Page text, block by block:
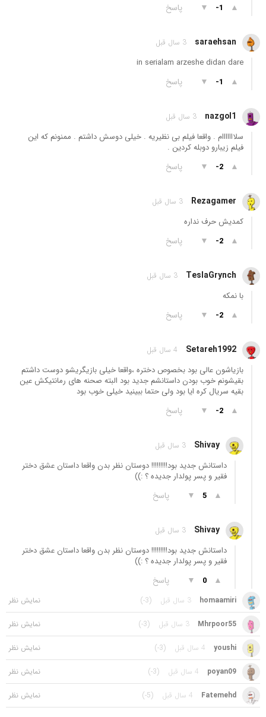
▲
-1
▼ پاسخ
saraehsan 3 سال قبل
in serialam arzeshe didan dare
▲
-1
▼ پاسخ
nazgol1 3 سال قبل
سلااااااام . واقعا فیلم بی نظیریه . خیلی دوسش داشتم . ممنونم که این
فیلم زیبارو دوبله کردین .
▲
-2
▼ پاسخ
Rezagamer 3 سال قبل
کمدیش حرف نداره
▲
-2
▼ پاسخ
TeslaGrynch 3 سال قبل
با نمکه
▲
-2
▼ پاسخ
Setareh1992 4 سال قبل
بازیاشون عالی بود بخصوص دختره ،واقعا خیلی بازیگریشو دوست داشتم
بقیشونم خوب بودن داستانشم جدید بود البته صحنه های رمانتیکش عین
بقیه سریال کره ایا بود ولی حتما ببینید خیلی خوب بود
▲
-2
▼ پاسخ
Shivay 3 سال قبل
داستانش جدید بود!!!!!!!!! دوستان نظر بدن واقعا داستان عشق دختر
فقیر و پسر پولدار جدیده ؟ :))
▲
5
▼ پاسخ
Shivay 3 سال قبل
داستانش جدید بود!!!!!!!!! دوستان نظر بدن واقعا داستان عشق دختر
فقیر و پسر پولدار جدیده ؟ :))
▲
0
▼ پاسخ
homaamiri 3 سال قبل (-3)
Mhrpoor55 3 سال قبل (-3)
youshi 4 سال قبل (-3)
poyan09 4 سال قبل (-3)
Fatemehd 4 سال قبل (-5)